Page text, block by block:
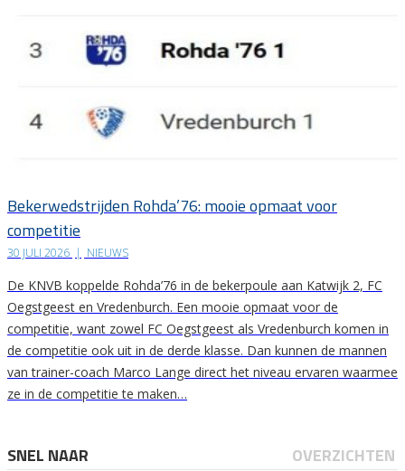
Bekerwedstrijden Rohda’76: mooie opmaat voor
competitie
30 JULI 2026 | NIEUWS
De KNVB koppelde Rohda’76 in de bekerpoule aan Katwijk 2, FC
Oegstgeest en Vredenburch. Een mooie opmaat voor de
competitie, want zowel FC Oegstgeest als Vredenburch komen in
de competitie ook uit in de derde klasse. Dan kunnen de mannen
van trainer-coach Marco Lange direct het niveau ervaren waarmee
ze in de competitie te maken…
SNEL NAAR OVERZICHTEN